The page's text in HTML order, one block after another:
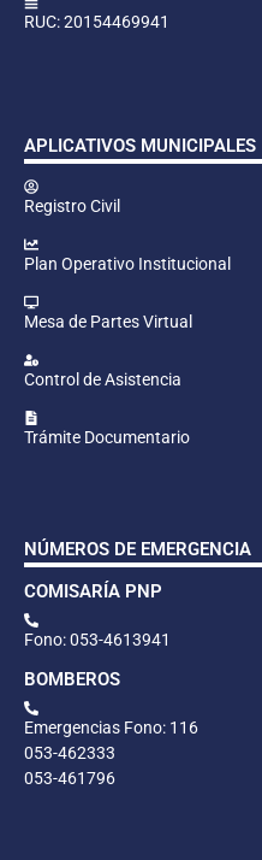
RUC: 20154469941
APLICATIVOS MUNICIPALES
Registro Civil
Plan Operativo Institucional
Mesa de Partes Virtual
Control de Asistencia
Trámite Documentario
NÚMEROS DE EMERGENCIA
COMISARÍA PNP
Fono: 053-4613941
BOMBEROS
Emergencias Fono: 116
053-462333
053-461796